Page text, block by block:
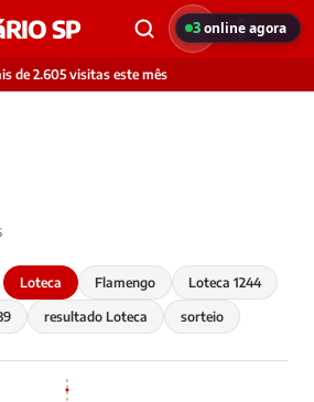
SP
de 2.605 visitas este mês
Loteca Flamengo Loteca 1244
resultado Loteca sorteio
3online agora